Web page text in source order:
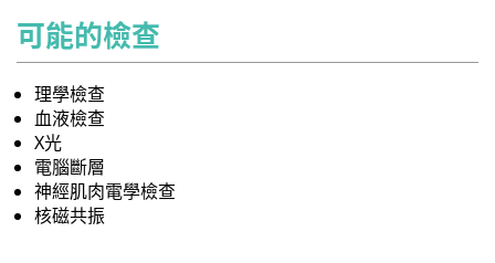
可能的檢查
理學檢查
血液檢查
X光
電腦斷層
神經肌肉電學檢查
核磁共振